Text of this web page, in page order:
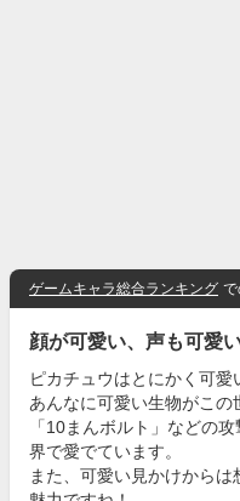
ゲームキャラ総合ランキング で
顔が可愛い、声も可愛
ピカチュウはとにかく可愛
あんなに可愛い生物がこ
「10まんボルト」などの
界で愛でています。
また、可愛い見かけから